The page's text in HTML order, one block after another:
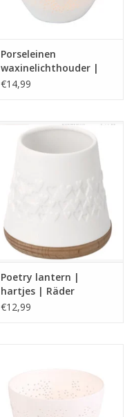
Porseleinen
waxinelichthouder |
Poetry light | hart |
€14,99
Poetry lantern |
hartjes | Räder
€12,99